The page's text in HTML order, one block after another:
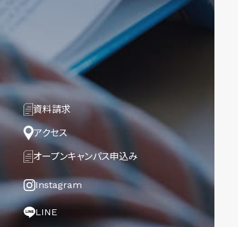
資料請求
アクセス
オープンキャンパス申込み
Instagram
LINE